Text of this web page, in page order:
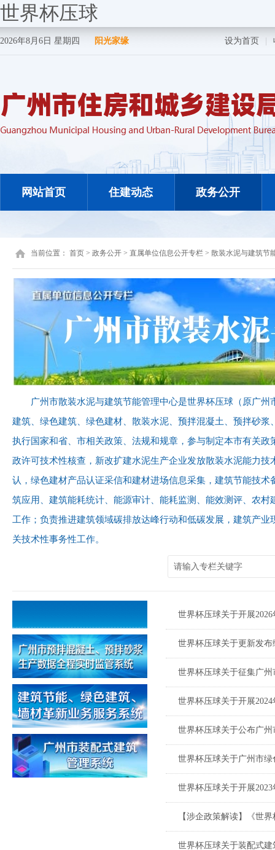
世界杯压球
2026年8月6日 星期四 阳光家缘 设为首页
网站首页 住建动态 政务公开
当前位置： 首页 > 政务公开 > 直属单位信息公开专栏 > 散装水泥与建筑节
广州市散装水泥与建筑节能管理中心是世界杯压球（原广
建筑、绿色建筑、绿色建材、散装水泥、预拌混凝土、预拌砂
执行国家和省、市相关政策、法规和规章，参与制定本市有关
政许可技术性核查，新改扩建水泥生产企业发放散装水泥能力
认，绿色建材产品认证采信和建材进场信息采集，建筑节能技
筑应用、建筑能耗统计、能源审计、能耗监测、能效测评、农
工作；负责推进建筑领域碳排放达峰行动和低碳发展，建筑产
关技术性事务性工作。
世界杯压球关于开展
世界杯压球关于更新发
世界杯压球关于征集广
世界杯压球关于开展
世界杯压球关于公布广
世界杯压球关于广州市
世界杯压球关于开展
【涉企政策解读】《世
世界杯压球关于装配式